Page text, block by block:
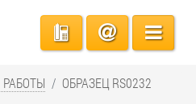
ОБРАЗЕЦ RS0232